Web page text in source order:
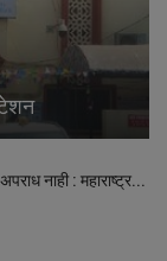
नाही : महाराष्ट्र...